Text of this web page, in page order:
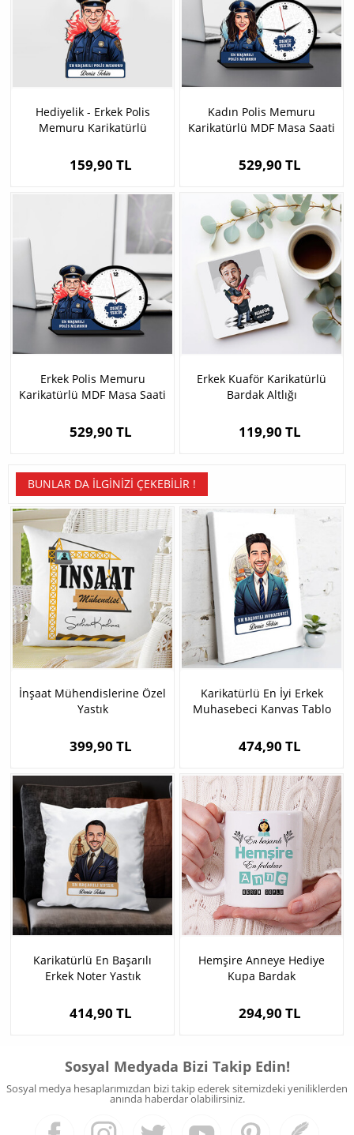
Hediyelik - Erkek Polis
Memuru Karikatürlü
159,90 TL
Kadın Polis Memuru
Karikatürlü MDF Masa Saati
529,90 TL
Erkek Polis Memuru
Karikatürlü MDF Masa Saati
529,90 TL
Erkek Kuaför Karikatürlü
Bardak Altlığı
119,90 TL
BUNLAR DA İLGINIZI ÇEKEBILIR !
İnşaat Mühendislerine Özel
Yastık
399,90 TL
Karikatürlü En İyi Erkek
Muhasebeci Kanvas Tablo
474,90 TL
Karikatürlü En Başarılı
Erkek Noter Yastık
414,90 TL
Hemşire Anneye Hediye
Kupa Bardak
294,90 TL
Sosyal Medyada Bizi Takip Edin!
Sosyal medya hesaplarımızdan bizi takip ederek sitemizdeki yeniliklerden
anında haberdar olabilirsiniz.